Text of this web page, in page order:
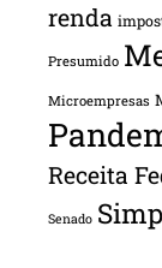
renda
Presumido
Microempresas
Receita
Senado